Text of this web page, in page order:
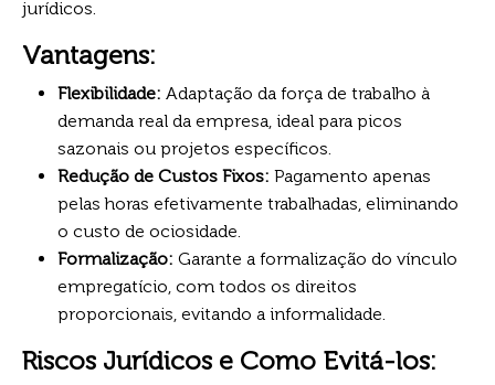
jurídicos.
Vantagens:
Flexibilidade: Adaptação da força de trabalho à
demanda real da empresa, ideal para picos
sazonais ou projetos específicos.
Redução de Custos Fixos: Pagamento apenas
pelas horas efetivamente trabalhadas, eliminando
o custo de ociosidade.
Formalização: Garante a formalização do vínculo
empregatício, com todos os direitos
proporcionais, evitando a informalidade.
Riscos Jurídicos e Como Evitá-los: